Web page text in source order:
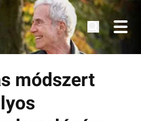
számára.
módszert